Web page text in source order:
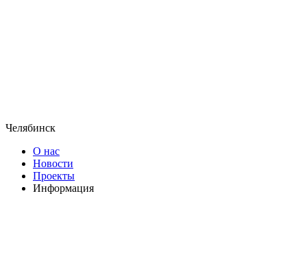
Челябинск
О нас
Новости
Проекты
Информация